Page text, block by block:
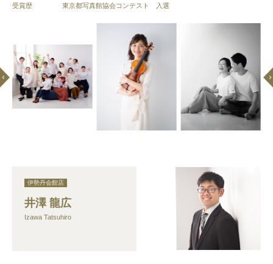
受賞歴 東京都写真館協会コンテスト 入選
伊勢丹会館店
井澤 龍広
Izawa Tatsuhiro